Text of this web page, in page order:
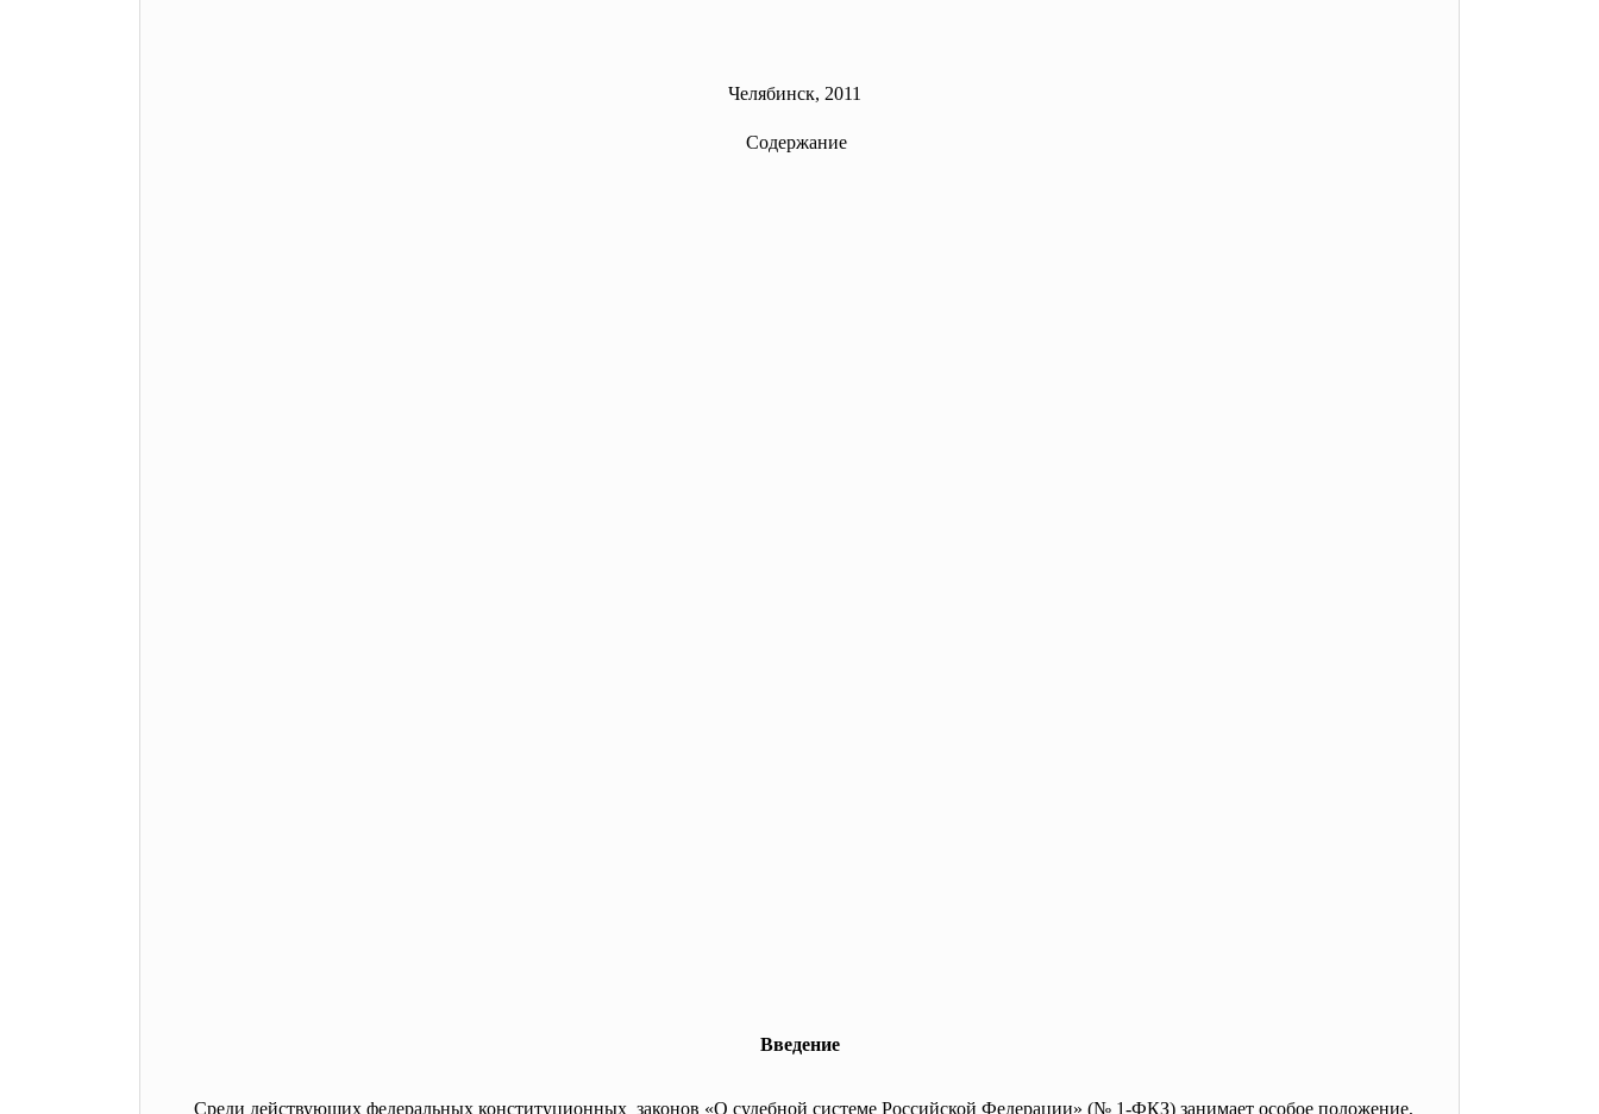
Челябинск, 2011
Содержание
Введение
Среди действующих федеральных конституционных законов «О судебной системе Российской Федерации» (№ 1-ФКЗ) занимает особое положение,